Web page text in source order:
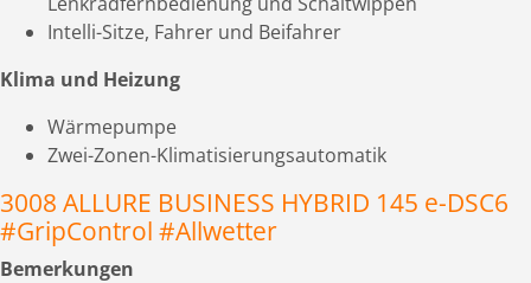
Intelli-Sitze, Fahrer und Beifahrer
Klima und Heizung
Wärmepumpe
Zwei-Zonen-Klimatisierungsautomatik
3008 ALLURE BUSINESS HYBRID 145 e-DSC6
#GripControl #Allwetter
Bemerkungen